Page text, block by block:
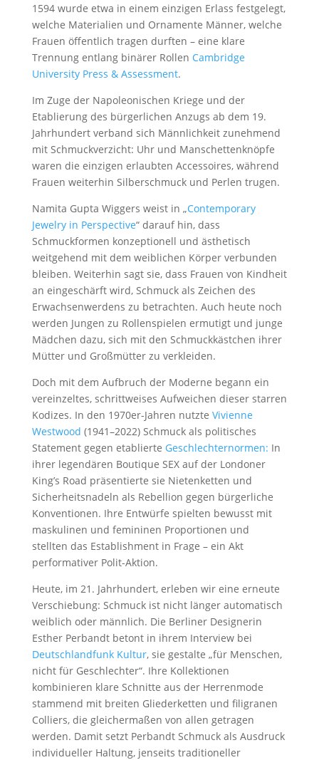
1594 wurde etwa in einem einzigen Erlass festgelegt,
welche Materialien und Ornamente Männer, welche
Frauen öffentlich tragen durften – eine klare
Trennung entlang binärer Rollen Cambridge
University Press & Assessment.
Im Zuge der Napoleonischen Kriege und der
Etablierung des bürgerlichen Anzugs ab dem 19.
Jahrhundert verband sich Männlichkeit zunehmend
mit Schmuckverzicht: Uhr und Manschettenknöpfe
waren die einzigen erlaubten Accessoires, während
Frauen weiterhin Silberschmuck und Perlen trugen.
Namita Gupta Wiggers weist in „Contemporary
Jewelry in Perspective“ darauf hin, dass
Schmuckformen konzeptionell und ästhetisch
weitgehend mit dem weiblichen Körper verbunden
bleiben. Weiterhin sagt sie, dass Frauen von Kindheit
an eingeschärft wird, Schmuck als Zeichen des
Erwachsenwerdens zu betrachten. Auch heute noch
werden Jungen zu Rollenspielen ermutigt und junge
Mädchen dazu, sich mit den Schmuckkästchen ihrer
Mütter und Großmütter zu verkleiden.
Doch mit dem Aufbruch der Moderne begann ein
vereinzeltes, schrittweises Aufweichen dieser starren
Kodizes. In den 1970er-Jahren nutzte Vivienne
Westwood (1941–2022) Schmuck als politisches
Statement gegen etablierte Geschlechternormen: In
ihrer legendären Boutique SEX auf der Londoner
King’s Road präsentierte sie Nietenketten und
Sicherheitsnadeln als Rebellion gegen bürgerliche
Konventionen. Ihre Entwürfe spielten bewusst mit
maskulinen und femininen Proportionen und
stellten das Establishment in Frage – ein Akt
performativer Polit-Aktion.
Heute, im 21. Jahrhundert, erleben wir eine erneute
Verschiebung: Schmuck ist nicht länger automatisch
weiblich oder männlich. Die Berliner Designerin
Esther Perbandt betont in ihrem Interview bei
Deutschlandfunk Kultur, sie gestalte „für Menschen,
nicht für Geschlechter“. Ihre Kollektionen
kombinieren klare Schnitte aus der Herrenmode
stammend mit breiten Gliederketten und filigranen
Colliers, die gleichermaßen von allen getragen
werden. Damit setzt Perbandt Schmuck als Ausdruck
individueller Haltung, jenseits traditioneller